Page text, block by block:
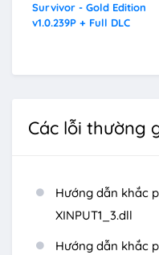
Survivor - Gold Edition
v1.0.239P + Full DLC
Các lỗi thường
Hướng dẫn khắc
XINPUT1_3.dll
Hướng dẫn khắc